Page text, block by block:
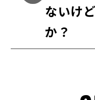
ないけ
か？